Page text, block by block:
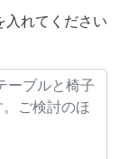
入れてください